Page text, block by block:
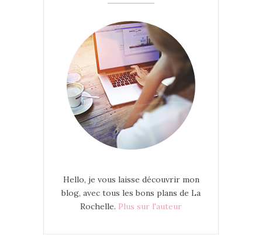
Hello, je vous laisse découvrir mon
blog, avec tous les bons plans de La
Rochelle. Plus sur l'auteur